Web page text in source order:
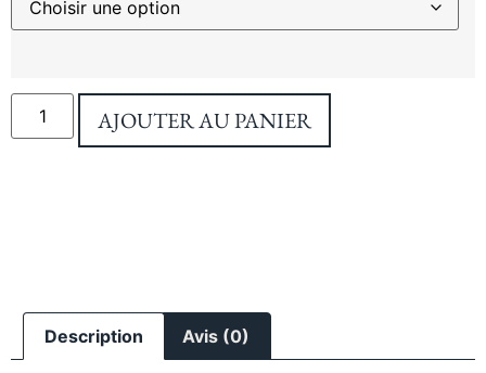
AJOUTER AU PANIER
Description Avis (0)